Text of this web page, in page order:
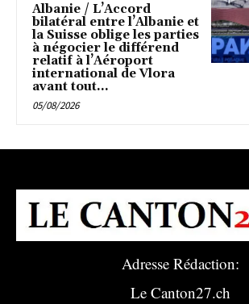
Albanie / L’Accord
bilatéral entre l’Albanie et
la Suisse oblige les parties
à négocier le différend
relatif à l’Aéroport
international de Vlora
avant tout...
05/08/2026
Adresse Rédaction:
Le Canton27.ch